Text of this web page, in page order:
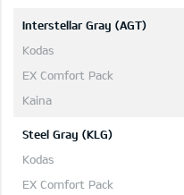
Interstellar Gray (AGT)
Steel Gray (KLG)